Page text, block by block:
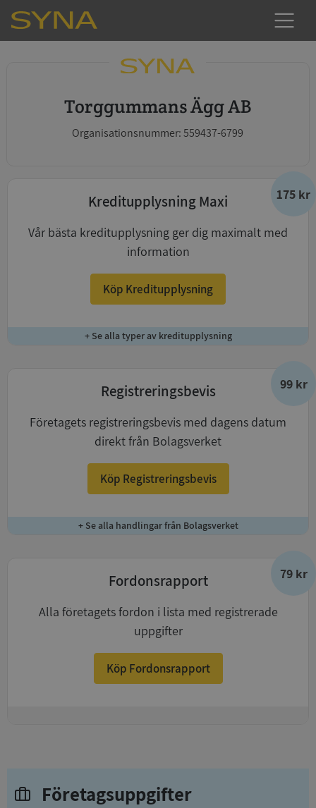
Torggummans Ägg AB
Organisationsnummer: 559437-6799
175 kr
Kreditupplysning Maxi
Vår bästa kreditupplysning ger dig maximalt med
information
Köp Kreditupplysning
+ Se alla typer av kreditupplysning
99 kr
Registreringsbevis
Företagets registreringsbevis med dagens datum
direkt från Bolagsverket
Köp Registreringsbevis
+ Se alla handlingar från Bolagsverket
79 kr
Fordonsrapport
Alla företagets fordon i lista med registrerade
uppgifter
Köp Fordonsrapport
Företagsuppgifter